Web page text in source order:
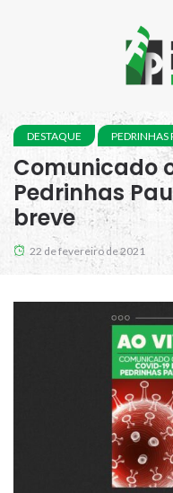
DESTAQUE PEDRINHAS
Comunicado
Pedrinhas
breve
22 de fevereiro de 2021